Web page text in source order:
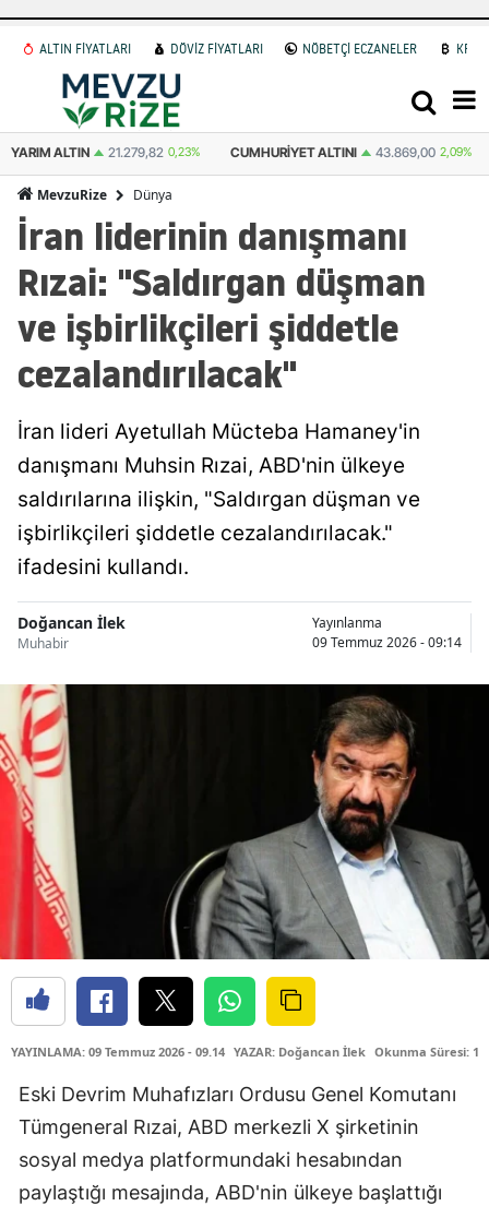
ALTIN FİYATLARI DÖVİZ FİYATLARI NÖBETÇİ ECZANELER
CUMHURIYET ALTINI 43.869,00 2,09% ATA ALTIN 43.534,00 0,30%
MevzuRize Dünya
İran liderinin danışmanı
Rızai: "Saldırgan düşman
ve işbirlikçileri şiddetle
cezalandırılacak"
İran lideri Ayetullah Mücteba Hamaney'in
danışmanı Muhsin Rızai, ABD'nin ülkeye
saldırılarına ilişkin, "Saldırgan düşman ve
işbirlikçileri şiddetle cezalandırılacak."
ifadesini kullandı.
Doğancan İlek
Muhabir
Yayınlanma
09 Temmuz 2026 - 09:14
YAYINLAMA: 09 Temmuz 2026 - 09.14 YAZAR: Doğancan İlek Okunma Süresi: 1
Eski Devrim Muhafızları Ordusu Genel Komutanı
Tümgeneral Rızai, ABD merkezli X şirketinin
sosyal medya platformundaki hesabından
paylaştığı mesajında, ABD'nin ülkeye başlattığı